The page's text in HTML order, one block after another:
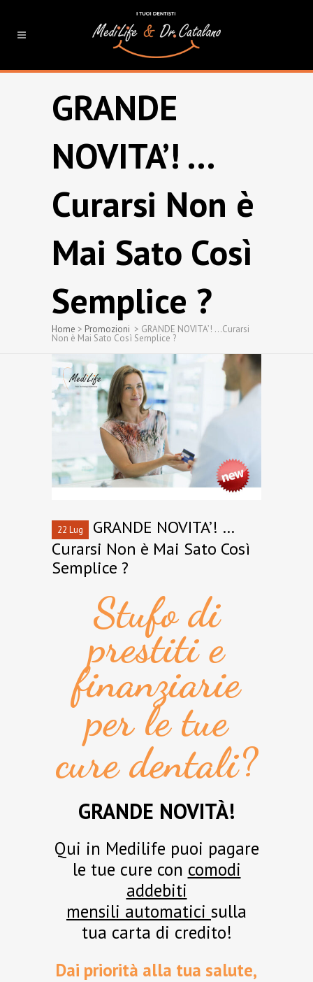
GRANDE
NOVITA’! …
Curarsi Non è
Mai Sato Così
Semplice ?
Home > Promozioni > GRANDE NOVITA’! …Curarsi
Non è Mai Sato Così Semplice ?
22 Lug
GRANDE NOVITA’! …
Curarsi Non è Mai Sato Così
Semplice ?
Stufo di
prestiti e
finanziarie
per le tue
cure dentali?
GRANDE NOVITÀ!
Qui in Medilife puoi pagare
le tue cure con comodi
addebiti
mensili automatici sulla
tua carta di credito!
Dai priorità alla tua salute,